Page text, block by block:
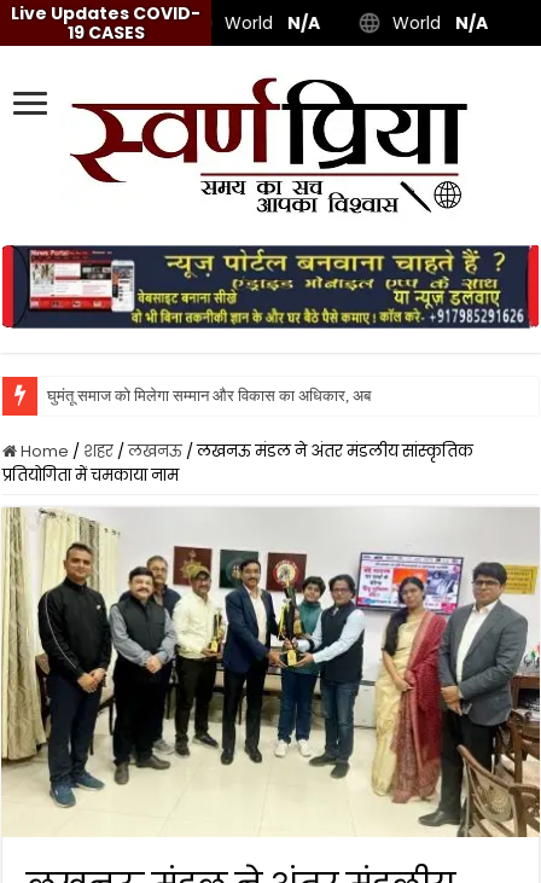
घुमंतू समाज को मिलेगा सम्मान और विकास का अधिकार, अब दर-दर की ठोकरें नहीं खा
Home / शहर /लखनऊ /लखनऊ मंडल ने अंतर मंडलीय सांस्कृतिक
प्रतियोगिता में चमकाया नाम
Live Updates COVID-
19 CASES
World N/A World N/A